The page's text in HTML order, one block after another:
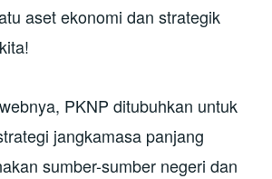
aset ekonomi dan strategik
PKNP ditubuhkan untuk
jangkamasa panjang
sumber-sumber negeri dan